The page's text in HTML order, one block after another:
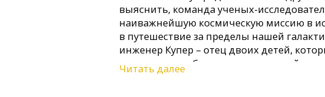
выяснить, команда ученых-
наиважнейшую космическую миссию в
в путешествие за пределы нашей
инженер Купер – отец двоих детей,
пожертвовать благополучием своей
цели.
Читать далее